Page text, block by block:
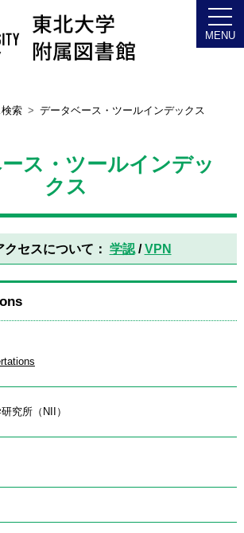
索 データベース・ツールインデックス
ス・ツールインデッ
クス
セスについて： 学認/VPN
究所（NII）